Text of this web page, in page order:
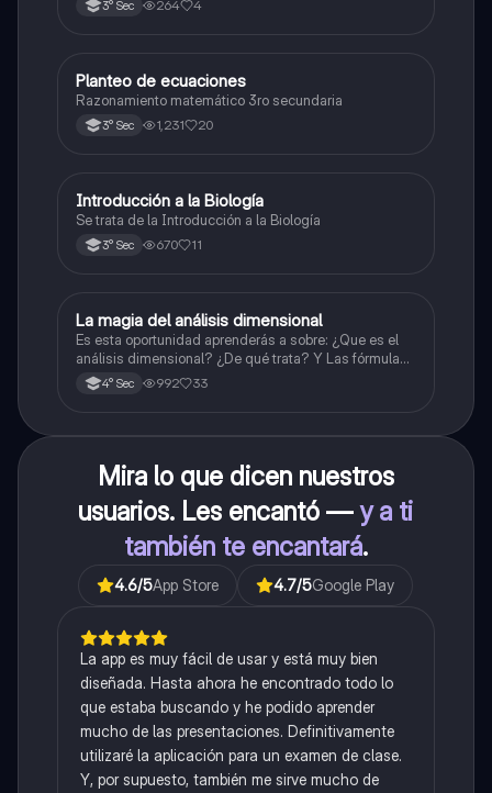
3° Sec 264 4
Matemáticas
Planteo de ecuaciones
Razonamiento matemático 3ro secundaria
3° Sec 1,231 20
Biología
Introducción a la Biología
Se trata de la Introducción a la Biología
3° Sec 670 11
Física
La magia del análisis dimensional
Es esta oportunidad aprenderás a sobre: ¿Que es el
análisis dimensional? ¿De qué trata? Y Las fórmulas
de las magnitudes fundamentales y derivadas.
4° Sec 992 33
Mira lo que dicen nuestros
usuarios. Les encantó —y a ti
también te encantará.
4.6/5App Store 4.7/5Google Play
La app es muy fácil de usar y está muy bien
diseñada. Hasta ahora he encontrado todo lo
que estaba buscando y he podido aprender
mucho de las presentaciones. Definitivamente
utilizaré la aplicación para un examen de clase.
Y, por supuesto, también me sirve mucho de